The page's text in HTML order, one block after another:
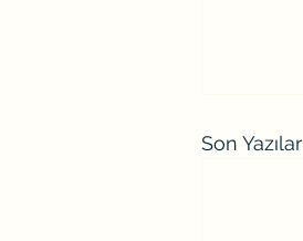
Son Yazılar